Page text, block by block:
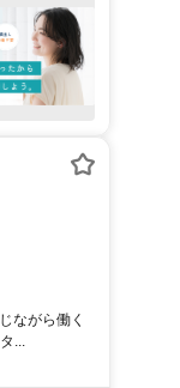
ながら働く
...